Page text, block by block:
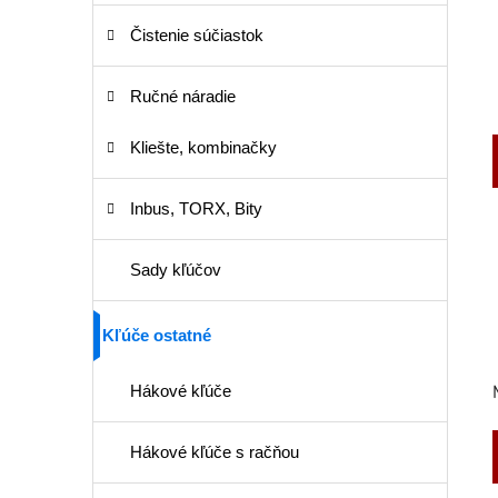
Čistenie súčiastok
Ručné náradie
Kliešte, kombinačky
Inbus, TORX, Bity
Sady kľúčov
Kľúče ostatné
Hákové kľúče
Hákové kľúče s račňou